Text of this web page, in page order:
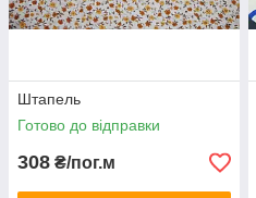
Штапель
Готово до відправки
308 ₴/пог.м